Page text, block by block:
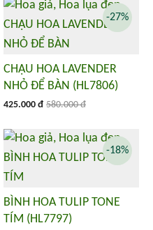
CHẬU HOA LAVENDER
NHỎ ĐỂ BÀN (HL7806)
425.000 đ 580.000 đ
-27%
BÌNH HOA TULIP TONE
TÍM (HL7797)
-18%